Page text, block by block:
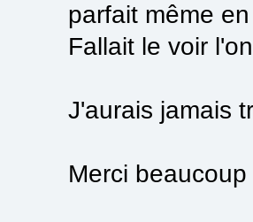
parfait même
Fallait le voir
J'aurais jamais
Merci